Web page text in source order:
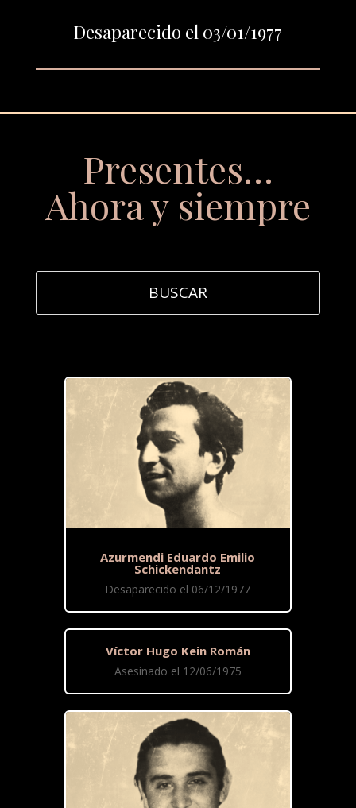
Desaparecido el 03/01/1977
Presentes…
Ahora y siempre
Azurmendi Eduardo Emilio
Schickendantz
Desaparecido el 06/12/1977
Víctor Hugo Kein Román
Asesinado el 12/06/1975